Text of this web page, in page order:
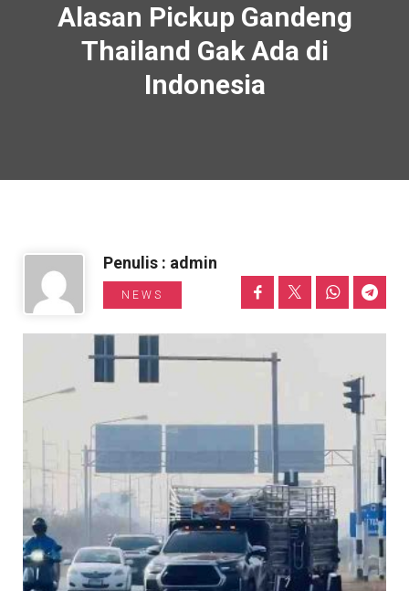
Comercial
Alasan Pickup Gandeng
Thailand Gak Ada di
Indonesia
Penulis : admin
NEWS